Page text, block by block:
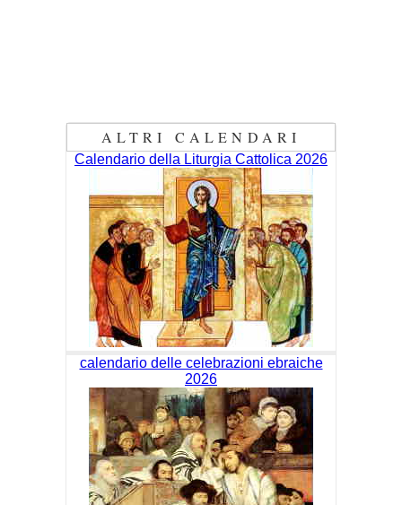
ALTRI CALENDARI
Calendario della Liturgia Cattolica 2026
calendario delle celebrazioni ebraiche
2026